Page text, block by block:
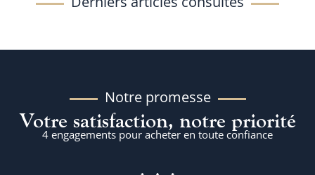
Notre promesse
Votre satisfaction, notre priorité
4 engagements pour acheter en toute confiance